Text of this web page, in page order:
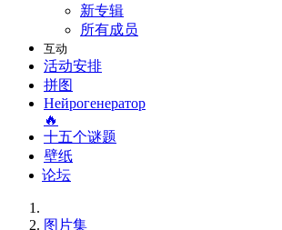
新专辑
所有成员
互动
活动安排
拼图
Нейрогенератор
🔥
十五个谜题
壁纸
论坛
图片集